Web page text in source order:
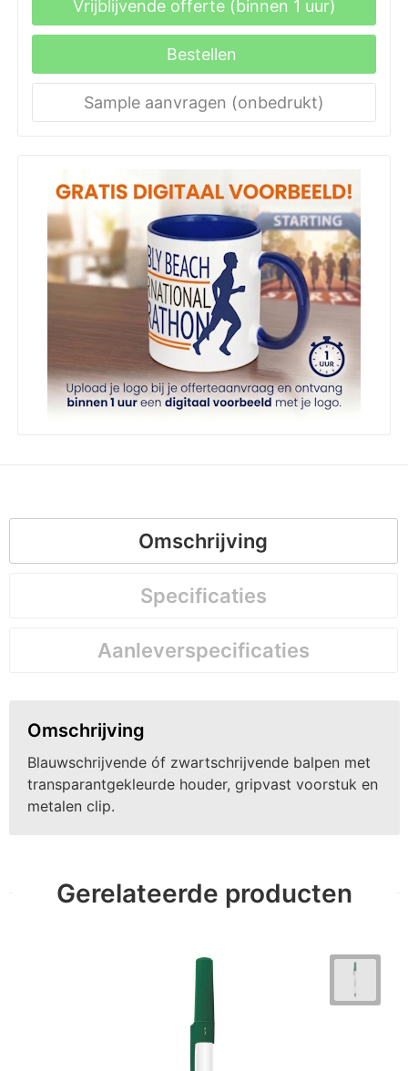
Vrijblijvende offerte (binnen 1 uur)
Bestellen
Sample aanvragen (onbedrukt)
Omschrijving
Specificaties
Aanleverspecificaties
Omschrijving
Blauwschrijvende óf zwartschrijvende balpen met
transparantgekleurde houder, gripvast voorstuk en
metalen clip.
Gerelateerde producten